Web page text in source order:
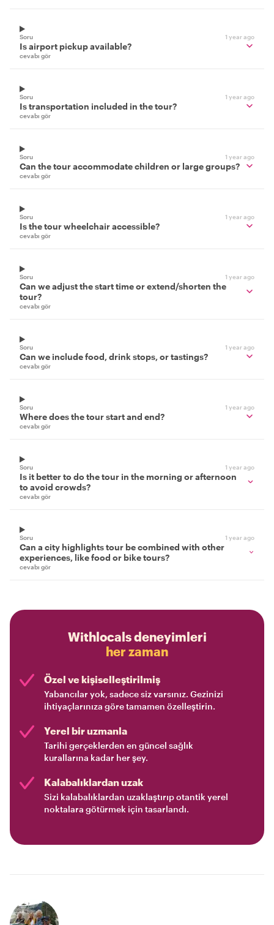
Soru 1 year ago
Is airport pickup available?
cevabı gör
Soru 1 year ago
Is transportation included in the tour?
cevabı gör
Soru 1 year ago
Can the tour accommodate children or large groups?
cevabı gör
Soru 1 year ago
Is the tour wheelchair accessible?
cevabı gör
Soru 1 year ago
Can we adjust the start time or extend/shorten the
tour?
cevabı gör
Soru 1 year ago
Can we include food, drink stops, or tastings?
cevabı gör
Soru 1 year ago
Where does the tour start and end?
cevabı gör
Soru 1 year ago
Is it better to do the tour in the morning or afternoon
to avoid crowds?
cevabı gör
Soru 1 year ago
Can a city highlights tour be combined with other
experiences, like food or bike tours?
cevabı gör
Withlocals deneyimleri
her zaman
Özel ve kişiselleştirilmiş
Yabancılar yok, sadece siz varsınız. Gezinizi
ihtiyaçlarınıza göre tamamen özelleştirin.
Yerel bir uzmanla
Tarihi gerçeklerden en güncel sağlık
kurallarına kadar her şey.
Kalabalıklardan uzak
Sizi kalabalıklardan uzaklaştırıp otantik yerel
noktalara götürmek için tasarlandı.